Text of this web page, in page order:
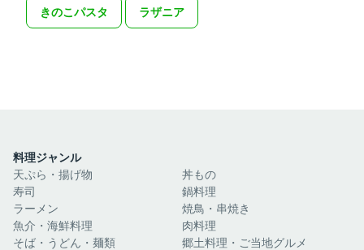
きのこパスタ ラザニア
料理ジャンル
天ぷら・揚げ物
寿司
ラーメン
魚介・海鮮料理
そば・うどん・麺類
丼もの
鍋料理
焼鳥・串焼き
肉料理
郷土料理・ご当地グルメ